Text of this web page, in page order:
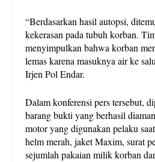
“Berdasarkan hasil autopsi,
kekerasan pada tubuh korban.
menyimpulkan bahwa korban
lemas karena masuknya air ke
Irjen Pol Endar.
Dalam konferensi pers tersebut,
barang bukti yang berhasil
motor yang digunakan pelaku
helm merah, jaket Maxim, surat
sejumlah pakaian milik korban